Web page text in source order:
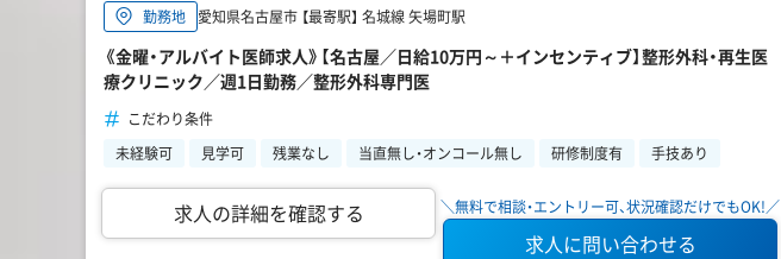
勤務地
愛知県名古屋市 【最寄駅】 名城線 矢場町駅
《金曜・アルバイト医師求人》【名古屋／日給10万円～＋インセンティブ】整形外科・再生医
療クリニック／週1日勤務／整形外科専門医
こだわり条件
未経験可
見学可 残業なし 当直無し・オンコール無し 研修制度有 手技あり
求人の詳細を確認する ＼無料で相談・エントリー可、状況確認だけでもOK!／
求人に問い合わせる